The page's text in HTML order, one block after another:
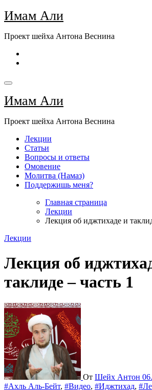
Перейти
к
Имам Али
Проект шейха Антона Веснина
Имам Али
Проект шейха Антона Веснина
Лекции
Статьи
Вопросы и ответы
Омовение
Молитва (Намаз)
Поддержишь меня?
Главная страница
Лекции
Лекция об иджтихаде и
Лекции
Лекция об
таклиде – часть 1
От Шейх Антон
#Ахль Аль-Бейт, #Видео, #Иджтихад,